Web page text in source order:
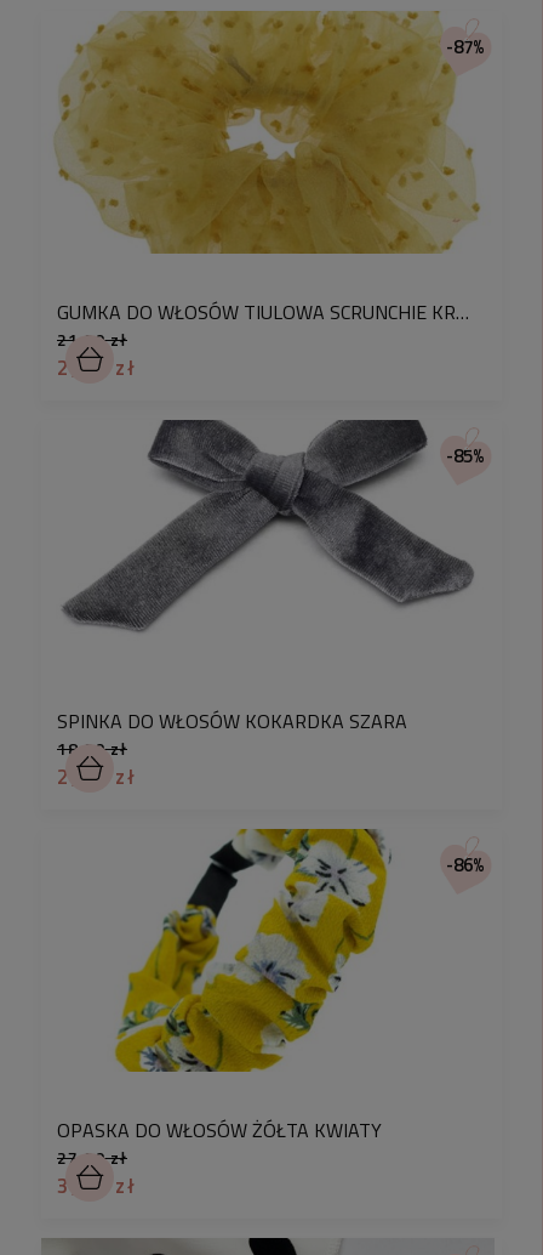
Materiał
Materiał: metal nieszlachetny, tkanina
Inne zapięcie typu wsuwka
GUMKA DO WŁOSÓW TIULOWA SCRUNCHIE KROPKI ŻÓŁTA
21,90 zł
2,90 zł
-87%
SPINKA DO WŁOSÓW KOKARDKA SZARA
18,90 zł
2,90 zł
-85%
OPASKA DO WŁOSÓW ŻÓŁTA KWIATY
27,90 zł
3,90 zł
-86%